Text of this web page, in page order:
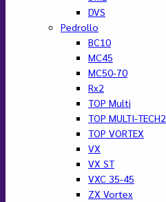
DVS
Pedrollo
BC10
MC45
MC50-70
Rx2
TOP Multi
TOP MULTI-TECH2
TOP VORTEX
VX
VX ST
VXC 35-45
ZX Vortex